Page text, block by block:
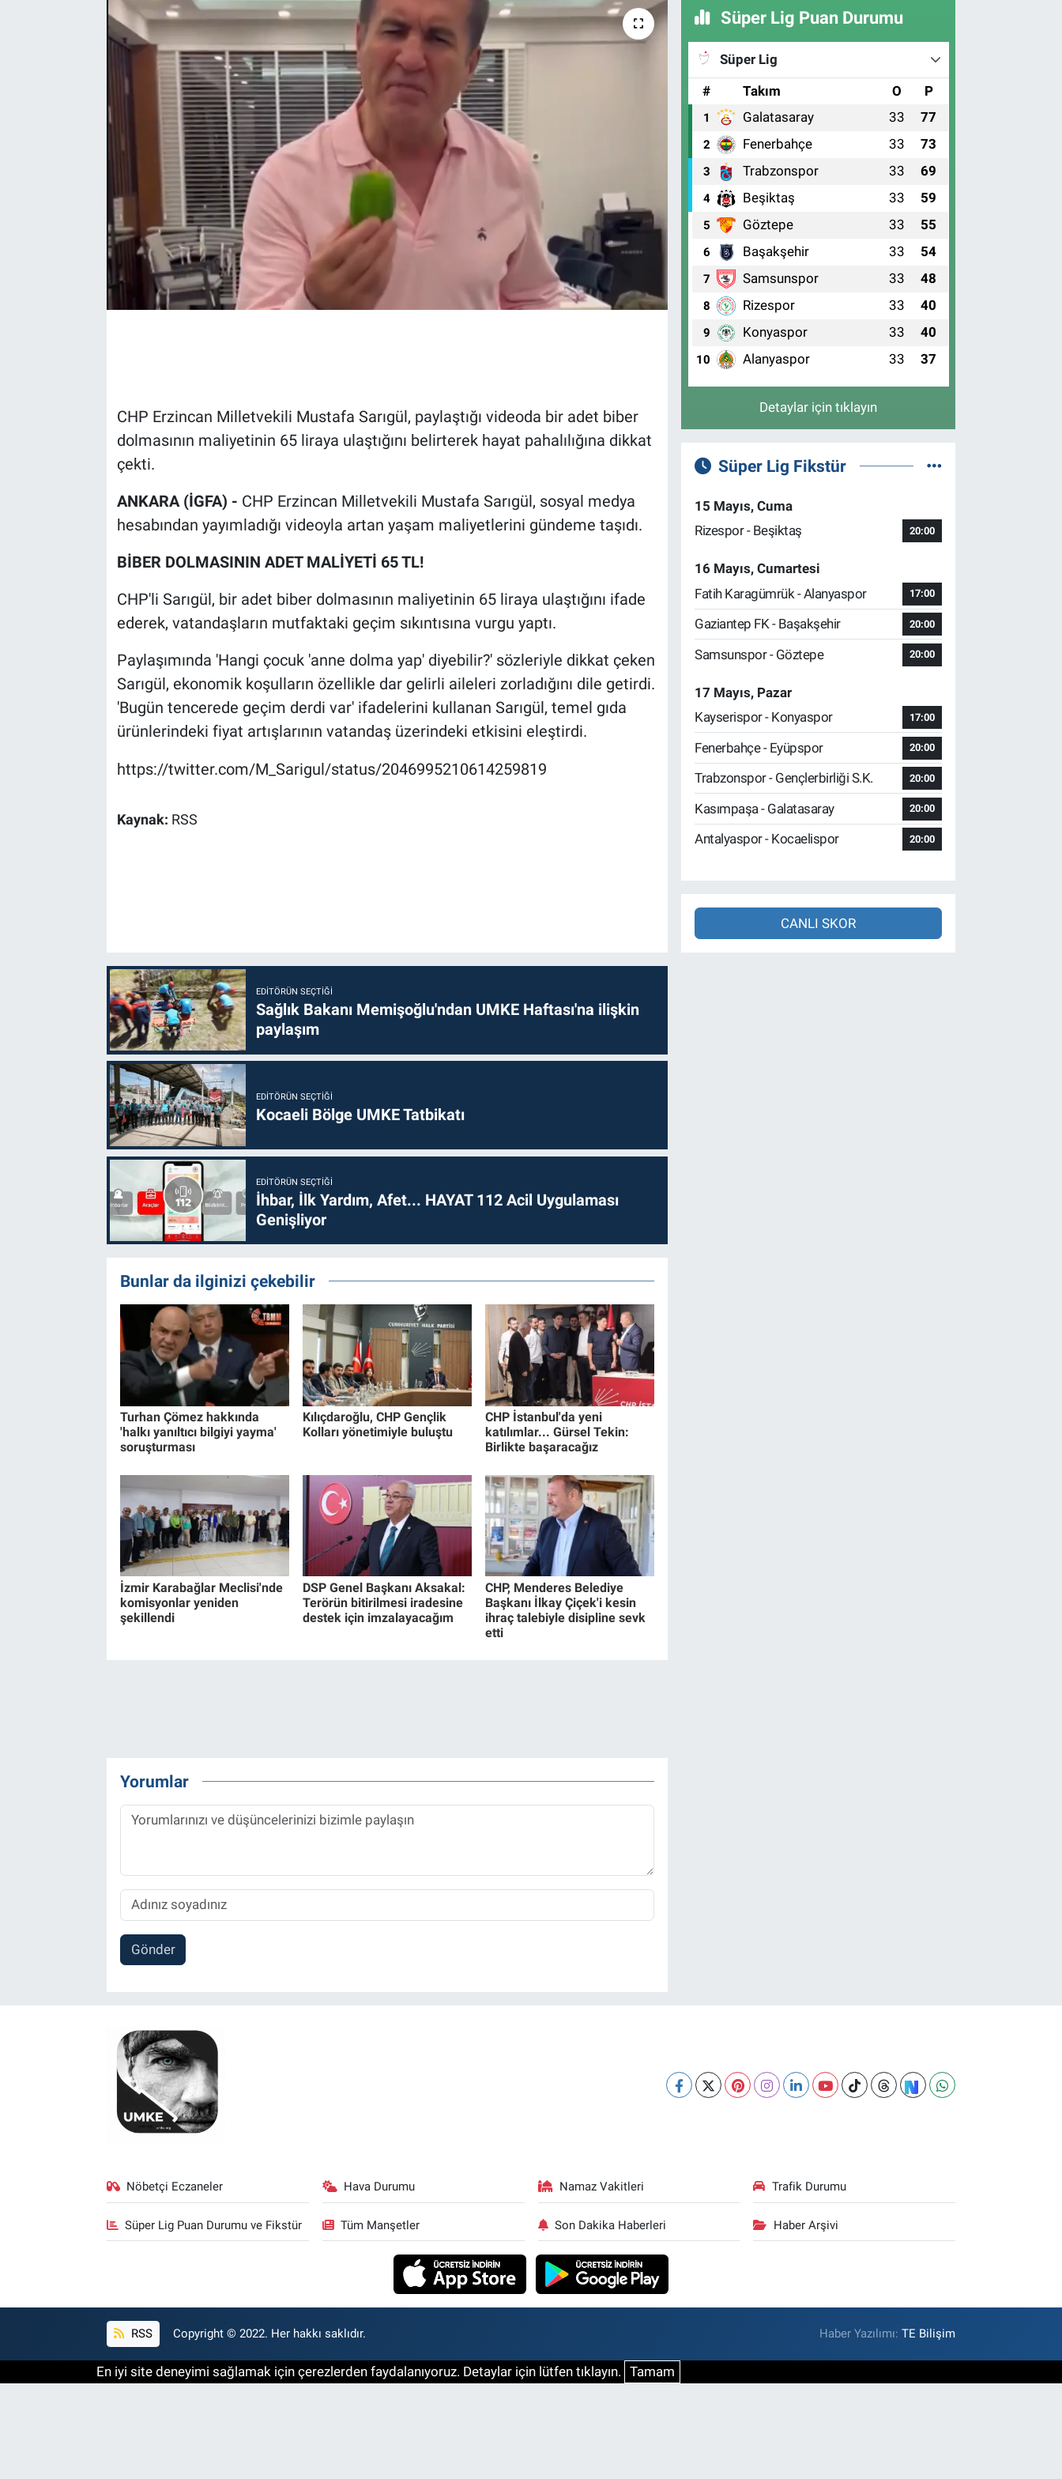
CHP Erzincan Milletvekili Mustafa Sarıgül, paylaştığı videoda bir adet biber
dolmasının maliyetinin 65 liraya ulaştığını belirterek hayat pahalılığına dikkat
çekti.
ANKARA (İGFA) - CHP Erzincan Milletvekili Mustafa Sarıgül, sosyal medya
hesabından yayımladığı videoyla artan yaşam maliyetlerini gündeme taşıdı.
BİBER DOLMASININ ADET MALİYETİ 65 TL!
CHP'li Sarıgül, bir adet biber dolmasının maliyetinin 65 liraya ulaştığını ifade
ederek, vatandaşların mutfaktaki geçim sıkıntısına vurgu yaptı.
Paylaşımında 'Hangi çocuk 'anne dolma yap' diyebilir?' sözleriyle dikkat çeken
Sarıgül, ekonomik koşulların özellikle dar gelirli aileleri zorladığını dile getirdi.
'Bugün tencerede geçim derdi var' ifadelerini kullanan Sarıgül, temel gıda
ürünlerindeki fiyat artışlarının vatandaş üzerindeki etkisini eleştirdi.
https://twitter.com/M_Sarigul/status/2046995210614259819
Kaynak: RSS
EDITÖRÜN SEÇTIĞI
Sağlık Bakanı Memişoğlu'ndan UMKE Haftası'na ilişkin
paylaşım
EDITÖRÜN SEÇTIĞI
Kocaeli Bölge UMKE Tatbikatı
EDITÖRÜN SEÇTIĞI
İhbar, İlk Yardım, Afet... HAYAT 112 Acil Uygulaması
Genişliyor
Bunlar da ilginizi çekebilir
Turhan Çömez hakkında
'halkı yanıltıcı bilgiyi yayma'
soruşturması
Kılıçdaroğlu, CHP Gençlik
Kolları yönetimiyle buluştu
CHP İstanbul'da yeni
katılımlar... Gürsel Tekin:
Birlikte başaracağız
İzmir Karabağlar Meclisi'nde
komisyonlar yeniden
şekillendi
DSP Genel Başkanı Aksakal:
Terörün bitirilmesi iradesine
destek için imzalayacağım
CHP, Menderes Belediye
Başkanı İlkay Çiçek'i kesin
ihraç talebiyle disipline sevk
etti
Yorumlar
Gönder
Süper Lig Puan Durumu
Süper Lig
#
Takım O P
1 Galatasaray 33 77
2 Fenerbahçe 33 73
3 Trabzonspor 33 69
4 Beşiktaş 33 59
5 Göztepe 33 55
6 Başakşehir 33 54
7 Samsunspor 33 48
8 Rizespor 33 40
9 Konyaspor 33 40
10 Alanyaspor 33 37
Detaylar için tıklayın
Süper Lig Fikstür
15 Mayıs, Cuma
Rizespor - Beşiktaş
20:00
16 Mayıs, Cumartesi
Fatih Karagümrük - Alanyaspor
17:00
Gaziantep FK - Başakşehir 20:00
Samsunspor - Göztepe 20:00
17 Mayıs, Pazar
Kayserispor - Konyaspor
17:00
Fenerbahçe - Eyüpspor 20:00
Trabzonspor - Gençlerbirliği S.K. 20:00
Kasımpaşa - Galatasaray 20:00
Antalyaspor - Kocaelispor 20:00
CANLI SKOR
Nöbetçi Eczaneler Hava Durumu Namaz Vakitleri Trafik Durumu
Süper Lig Puan Durumu ve Fikstür Tüm Manşetler Son Dakika Haberleri Haber Arşivi
RSS Copyright © 2022. Her hakkı saklıdır. Haber Yazılımı:TE Bilişim
En iyi site deneyimi sağlamak için çerezlerden faydalanıyoruz. Detaylar için lütfen tıklayın. Tamam